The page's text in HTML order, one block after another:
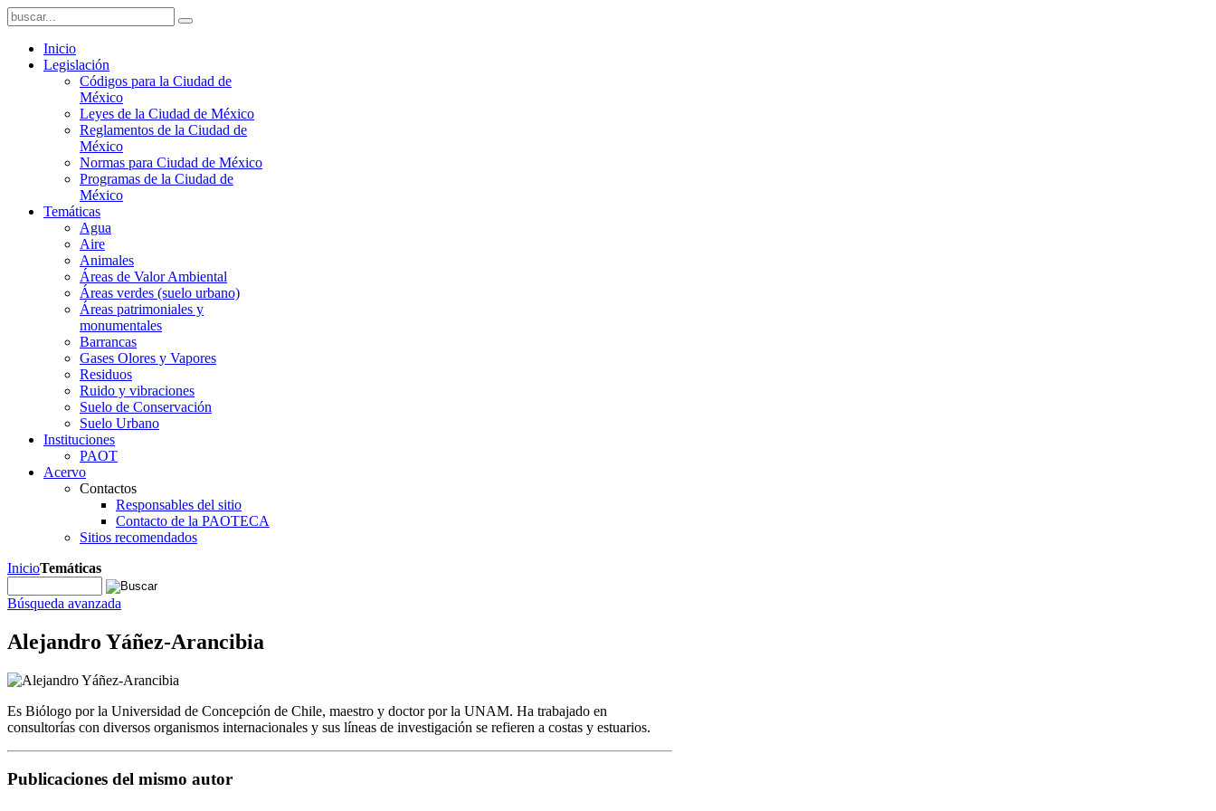
Inicio
Legislación
Códigos para la Ciudad de
México
Leyes de la Ciudad de México
Reglamentos de la Ciudad de
México
Normas para Ciudad de México
Programas de la Ciudad de
México
Temáticas
Agua
Aire
Animales
Áreas de Valor Ambiental
Áreas verdes (suelo urbano)
Áreas patrimoniales y
monumentales
Barrancas
Gases Olores y Vapores
Residuos
Ruido y vibraciones
Suelo de Conservación
Suelo Urbano
Instituciones
PAOT
Acervo
Contactos
Responsables del sitio
Contacto de la PAOTECA
Sitios recomendados
InicioTemáticas
Búsqueda avanzada
Alejandro Yáñez-Arancibia
Es Biólogo por la Universidad de Concepción de Chile, maestro y doctor por la UNAM. Ha trabajado en
consultorías con diversos organismos internacionales y sus líneas de investigación se refieren a costas y estuarios.
Publicaciones del mismo autor